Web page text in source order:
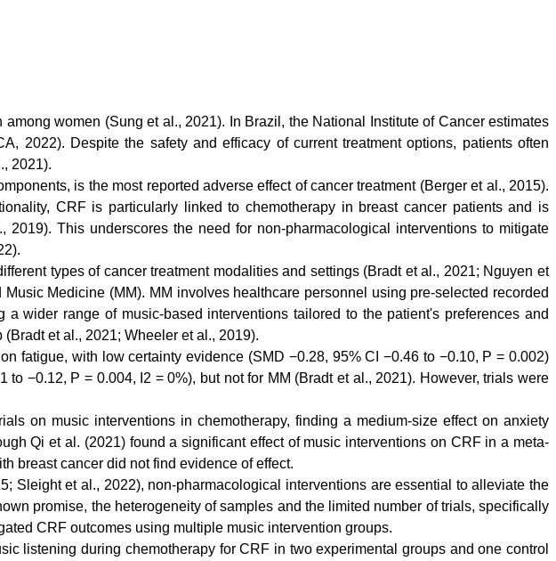
women (Sung et al., 2021). In Brazil, the National Institute of Cancer estimates
2022). Despite the safety and efficacy of current treatment options, patients often
2021).
is the most reported adverse effect of cancer treatment (Berger et al., 2015).
CRF is particularly linked to chemotherapy in breast cancer patients and is
This underscores the need for non-pharmacological interventions to mitigate
types of cancer treatment modalities and settings (Bradt et al., 2021; Nguyen et
Medicine (MM). MM involves healthcare personnel using pre-selected recorded
wider range of music-based interventions tailored to the patient's preferences and
et al., 2021; Wheeler et al., 2019).
fatigue, with low certainty evidence (SMD −0.28, 95% CI −0.46 to −0.10, P = 0.002)
−0.12, P = 0.004, I2 = 0%), but not for MM (Bradt et al., 2021). However, trials were
on music interventions in chemotherapy, finding a medium-size effect on anxiety
Qi et al. (2021) found a significant effect of music interventions on CRF in a meta-
breast cancer did not find evidence of effect.
Sleight et al., 2022), non-pharmacological interventions are essential to alleviate the
promise, the heterogeneity of samples and the limited number of trials, specifically
CRF outcomes using multiple music intervention groups.
listening during chemotherapy for CRF in two experimental groups and one control